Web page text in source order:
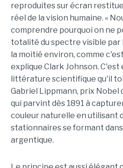
reproduites sur écran
réel de la vision humaine. «
comprendre pourquoi on ne
totalité du spectre visible par
la moitié environ, comme
explique Clark Johnson. C'est
littérature scientifique qu'il
Gabriel Lippmann, prix Nobel
qui parvint dès 1891 à
couleur naturelle en utilisant
stationnaires se formant
argentique.